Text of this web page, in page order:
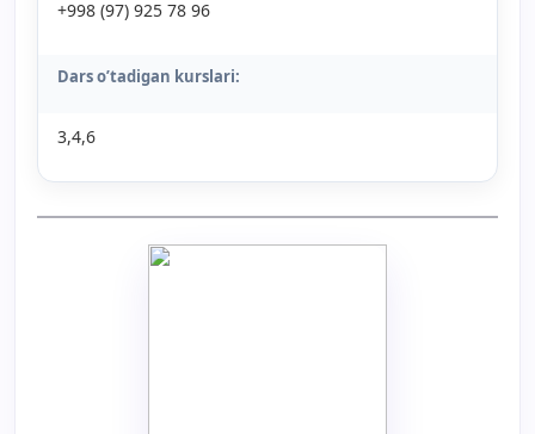
+998 (97) 925 78 96
Dars o’tadigan kurslari:
3,4,6